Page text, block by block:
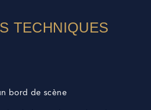
TECHNIQUES
bord de scène